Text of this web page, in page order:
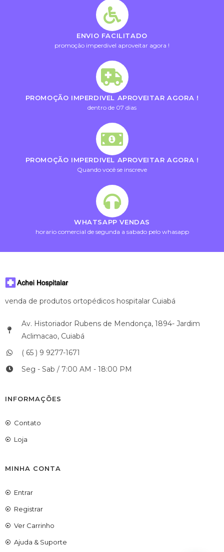
ENVIO FACILITADO
promoção imperdivel aproveitar agora !
PROMOÇÃO IMPERDIVEL APROVEITAR AGORA !
dentro de 07 dias
PROMOÇÃO IMPERDIVEL APROVEITAR AGORA !
Quando você se inscreve
WHATSAPP VENDAS
horario comercial de segunda a sabado pelo whasapp
venda de produtos ortopédicos hospitalar Cuiabá
Av. Historiador Rubens de Mendonça, 1894- Jardim
Aclimacao, Cuiabá
( 65 ) 9 9277-1671
Seg - Sab / 7:00 AM - 18:00 PM
INFORMAÇÕES
Contato
Loja
MINHA CONTA
Entrar
Registrar
Ver Carrinho
Ajuda & Suporte